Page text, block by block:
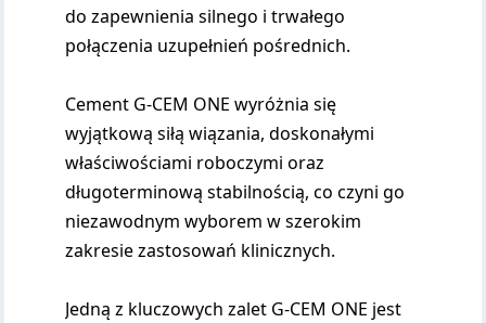
do zapewnienia silnego i trwałego
połączenia uzupełnień pośrednich.
Cement G-CEM ONE wyróżnia się
wyjątkową siłą wiązania, doskonałymi
właściwościami roboczymi oraz
długoterminową stabilnością, co czyni go
niezawodnym wyborem w szerokim
zakresie zastosowań klinicznych.
Jedną z kluczowych zalet G-CEM ONE jest